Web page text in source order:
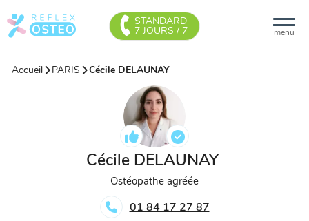
menu
STANDARD
7 JOURS / 7
Accueil PARIS Cécile DELAUNAY
Cécile DELAUNAY
Ostéopathe agréée
01 84 17 27 87